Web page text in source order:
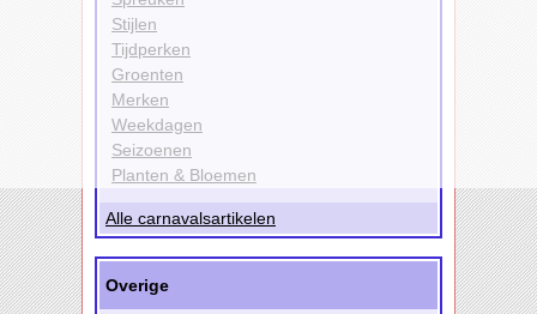
Stijlen
Tijdperken
Groenten
Merken
Weekdagen
Seizoenen
Planten & Bloemen
Alle carnavalsartikelen
Overige